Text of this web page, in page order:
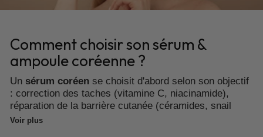
Comment choisir son sérum &
ampoule coréenne ?
Un sérum coréen se choisit d'abord selon son objectif
: correction des taches (vitamine C, niacinamide),
réparation de la barrière cutanée (céramides, snail
mucin), ou densification (ginseng, rétinol fermenté). La
Voir plus